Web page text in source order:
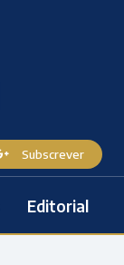
Subscrever
Editorial